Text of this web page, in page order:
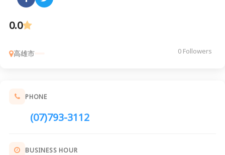
0.0
高雄市 0 Followers
PHONE
(07)793-3112
BUSINESS HOUR